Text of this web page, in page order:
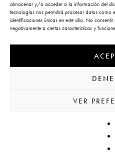
almacenar y/o acceder a la información del
tecnologías nos permitirá procesar datos
identificaciones únicas en este sitio. No
negativamente a ciertas características y
VER
Calle del Carnero, 1
28005 Madrid
© 2022 Kunstgalerie by Kodikas. All